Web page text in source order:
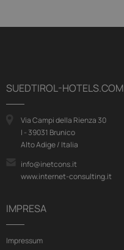
SUEDTIROL-HOTELS.COM
Via Campi della Rienza 30
I - 39031 Brunico
Alto Adige / Italia
info@inetcons.it
www.internet-consulting.it
IMPRESA
Impressum